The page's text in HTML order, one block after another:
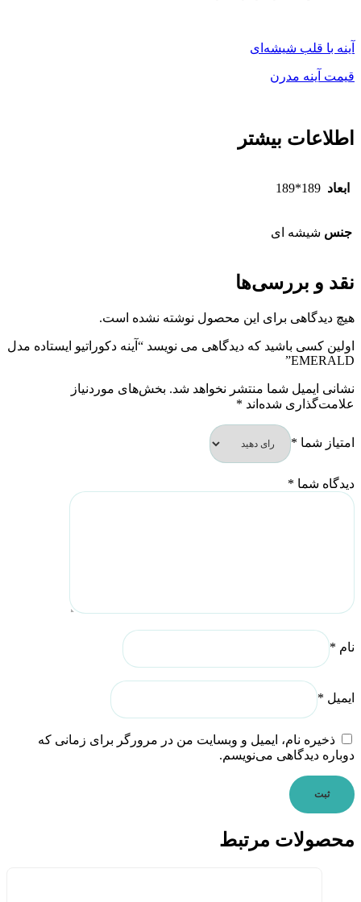
آینه با قلب شیشه‌ای
قیمت آینه مدرن
اطلاعات بیشتر
ابعاد 189*189
جنس شیشه ای
نقد و بررسی‌ها
هیچ دیدگاهی برای این محصول نوشته نشده است.
اولین کسی باشید که دیدگاهی می نویسد “آینه دکوراتیو ایستاده مدل
EMERALD”
نشانی ایمیل شما منتشر نخواهد شد. بخش‌های موردنیاز
علامت‌گذاری شده‌اند *
امتیاز شما *
دیدگاه شما *
نام *
ایمیل *
ذخیره نام، ایمیل و وبسایت من در مرورگر برای زمانی که
دوباره دیدگاهی می‌نویسم.
محصولات مرتبط